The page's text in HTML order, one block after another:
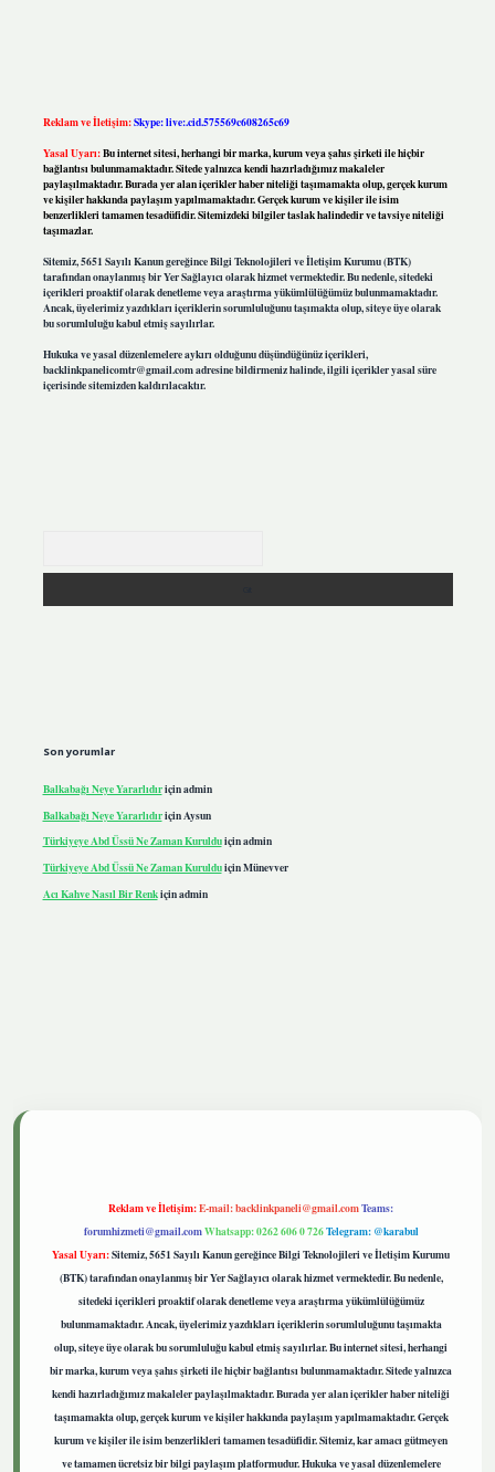
Reklam ve İletişim:Skype: live:.cid.575569c608265c69
Yasal Uyarı:Bu internet sitesi, herhangi bir marka, kurum veya şahıs şirketi ile hiçbir
bağlantısı bulunmamaktadır. Sitede yalnızca kendi hazırladığımız makaleler
paylaşılmaktadır. Burada yer alan içerikler haber niteliği taşımamakta olup, gerçek kurum
ve kişiler hakkında paylaşım yapılmamaktadır. Gerçek kurum ve kişiler ile isim
benzerlikleri tamamen tesadüfidir. Sitemizdeki bilgiler taslak halindedir ve tavsiye niteliği
taşımazlar.
Sitemiz, 5651 Sayılı Kanun gereğince Bilgi Teknolojileri ve İletişim Kurumu (BTK)
tarafından onaylanmış bir Yer Sağlayıcı olarak hizmet vermektedir. Bu nedenle, sitedeki
içerikleri proaktif olarak denetleme veya araştırma yükümlülüğümüz bulunmamaktadır.
Ancak, üyelerimiz yazdıkları içeriklerin sorumluluğunu taşımakta olup, siteye üye olarak
bu sorumluluğu kabul etmiş sayılırlar.
Hukuka ve yasal düzenlemelere aykırı olduğunu düşündüğünüz içerikleri,
backlinkpanelicomtr@gmail.comadresine bildirmeniz halinde, ilgili içerikler yasal süre
içerisinde sitemizden kaldırılacaktır.
Son yorumlar
Balkabağı Neye Yararlıdıriçinadmin
Balkabağı Neye Yararlıdıriçin Aysun
Türkiyeye Abd Üssü Ne Zaman Kurulduiçinadmin
Türkiyeye Abd Üssü Ne Zaman KurulduiçinMünevver
Acı Kahve Nasıl Bir Renkiçinadmin
Reklam ve İletişim:E-mail:backlinkpaneli@gmail.comTeams:
forumhizmeti@gmail.comWhatsapp: 0262 606 0 726Telegram: @karabul
Yasal Uyarı:Sitemiz, 5651 Sayılı Kanun gereğince Bilgi Teknolojileri ve İletişim Kurumu
(BTK) tarafından onaylanmış bir Yer Sağlayıcı olarak hizmet vermektedir. Bu nedenle,
sitedeki içerikleri proaktif olarak denetleme veya araştırma yükümlülüğümüz
bulunmamaktadır. Ancak, üyelerimiz yazdıkları içeriklerin sorumluluğunu taşımakta
olup, siteye üye olarak bu sorumluluğu kabul etmiş sayılırlar. Bu internet sitesi, herhangi
bir marka, kurum veya şahıs şirketi ile hiçbir bağlantısı bulunmamaktadır. Sitede yalnızca
kendi hazırladığımız makaleler paylaşılmaktadır. Burada yer alan içerikler haber niteliği
taşımamakta olup, gerçek kurum ve kişiler hakkında paylaşım yapılmamaktadır. Gerçek
kurum ve kişiler ile isim benzerlikleri tamamen tesadüfidir. Sitemiz, kar amacı gütmeyen
ve tamamen ücretsiz bir bilgi paylaşım platformudur. Hukuka ve yasal düzenlemelere